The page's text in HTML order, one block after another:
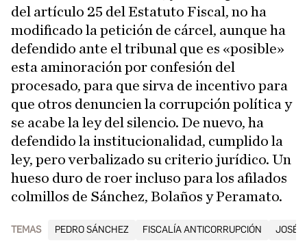
del artículo 25 del Estatuto Fiscal, no ha
modificado la petición de cárcel, aunque ha
defendido ante el tribunal que es «posible»
esta aminoración por confesión del
procesado, para que sirva de incentivo para
que otros denuncien la corrupción política y
se acabe la ley del silencio. De nuevo, ha
defendido la institucionalidad, cumplido la
ley, pero verbalizado su criterio jurídico. Un
hueso duro de roer incluso para los afilados
colmillos de Sánchez, Bolaños y Peramato.
TEMAS PEDRO SÁNCHEZ FISCALÍA ANTICORRUPCIÓN JOSÉ